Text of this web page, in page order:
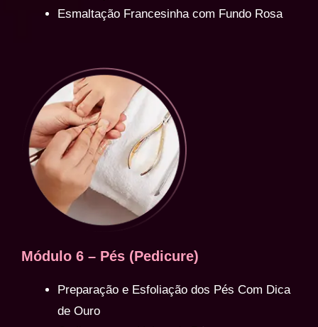
Esmaltação Francesinha com Fundo Rosa
Módulo 6 – Pés (Pedicure)
Preparação e Esfoliação dos Pés Com Dica
de Ouro